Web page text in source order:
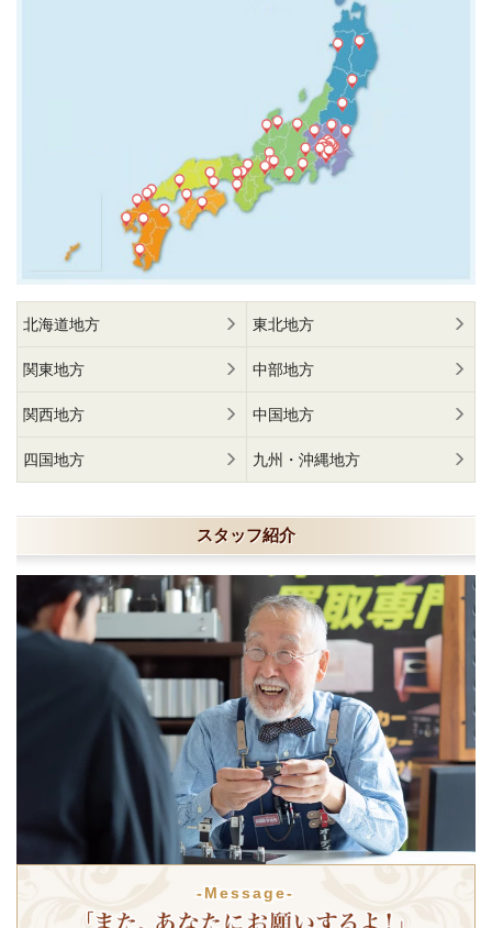
北海道地方 東北地方
関東地方 中部地方
関西地方 中国地方
四国地方 九州・沖縄地方
スタッフ紹介
-Message-